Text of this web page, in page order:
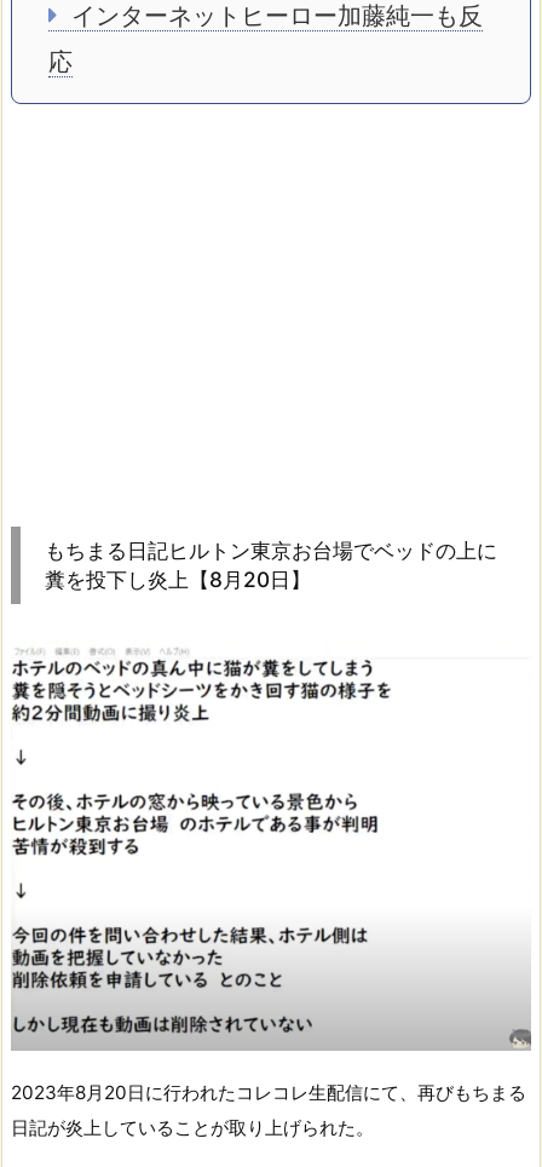
インターネットヒーロー加藤純一も反
応
もちまる日記ヒルトン東京お台場でベッドの上に
糞を投下し炎上【8月20日】
2023年8月20日に行われたコレコレ生配信にて、再びもちまる
日記が炎上していることが取り上げられた。